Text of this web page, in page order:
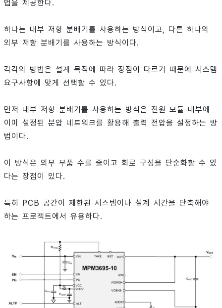
법을 제공한다.
하나는 내부 저항 분배기를 사용하는 방식이고, 다른 하나의
외부 저항 분배기를 사용하는 방식이다.
각각의 방법은 설계 목적에 따라 장점이 다르기 때문에 시스템
요구사항에 맞게 선택할 수 있다.
먼저 내부 저항 분배기를 사용하는 방식은 전원 모듈 내부에
이미 설정된 분압 네트워크를 활용해 출력 전압을 설정하는 방
법이다.
이 방식은 외부 부품 수를 줄이고 회로 구성을 단순화할 수 있
다는 장점이 있다.
특히 PCB 공간이 제한된 시스템이나 설계 시간을 단축해야
하는 프로젝트에서 유용하다.